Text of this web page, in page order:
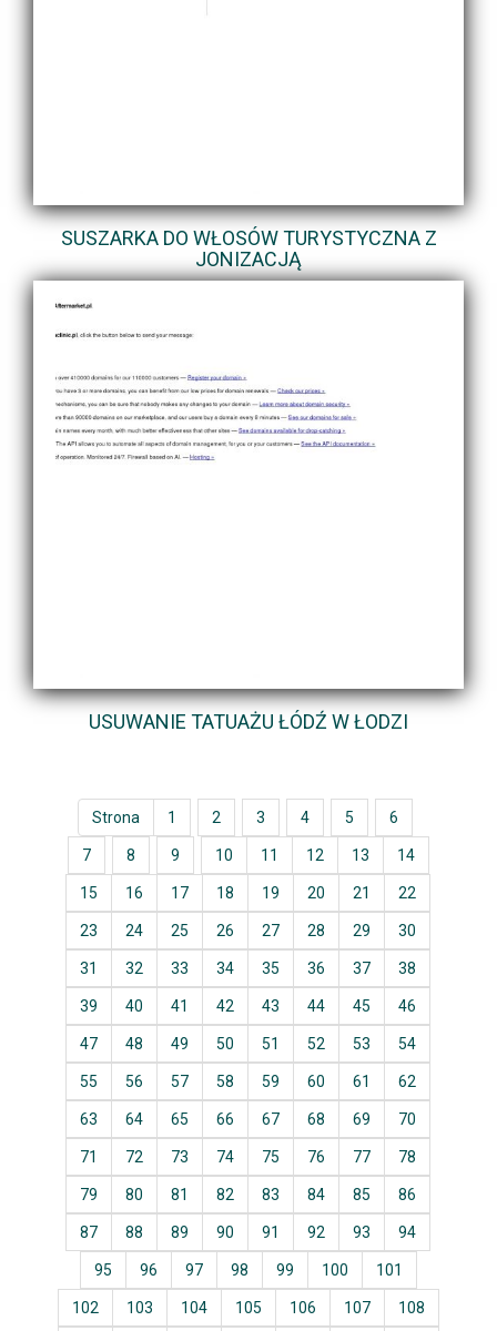
SUSZARKA DO WŁOSÓW TURYSTYCZNA Z
JONIZACJĄ
USUWANIE TATUAŻU ŁÓDŹ W ŁODZI
Strona 1 2 3 4 5 6
7 8 9 10 11 12 13 14
15 16 17 18 19 20 21 22
23 24 25 26 27 28 29 30
31 32 33 34 35 36 37 38
39 40 41 42 43 44 45 46
47 48 49 50 51 52 53 54
55 56 57 58 59 60 61 62
63 64 65 66 67 68 69 70
71 72 73 74 75 76 77 78
79 80 81 82 83 84 85 86
87 88 89 90 91 92 93 94
95 96 97 98 99 100 101
102 103 104 105 106 107 108